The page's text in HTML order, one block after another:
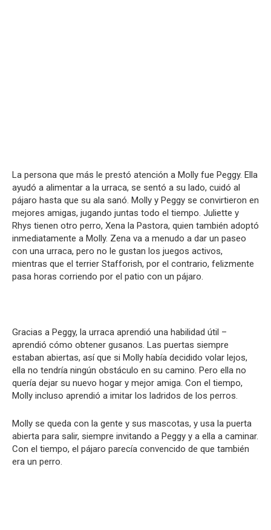
La persona que más le prestó atención a Molly fue Peggy. Ella
ayudó a alimentar a la urraca, se sentó a su lado, cuidó al
pájaro hasta que su ala sanó. Molly y Peggy se convirtieron en
mejores amigas, jugando juntas todo el tiempo. Juliette y
Rhys tienen otro perro, Xena la Pastora, quien también adoptó
inmediatamente a Molly. Zena va a menudo a dar un paseo
con una urraca, pero no le gustan los juegos activos,
mientras que el terrier Stafforish, por el contrario, felizmente
pasa horas corriendo por el patio con un pájaro.
Gracias a Peggy, la urraca aprendió una habilidad útil –
aprendió cómo obtener gusanos. Las puertas siempre
estaban abiertas, así que si Molly había decidido volar lejos,
ella no tendría ningún obstáculo en su camino. Pero ella no
quería dejar su nuevo hogar y mejor amiga. Con el tiempo,
Molly incluso aprendió a imitar los ladridos de los perros.
Molly se queda con la gente y sus mascotas, y usa la puerta
abierta para salir, siempre invitando a Peggy y a ella a caminar.
Con el tiempo, el pájaro parecía convencido de que también
era un perro.